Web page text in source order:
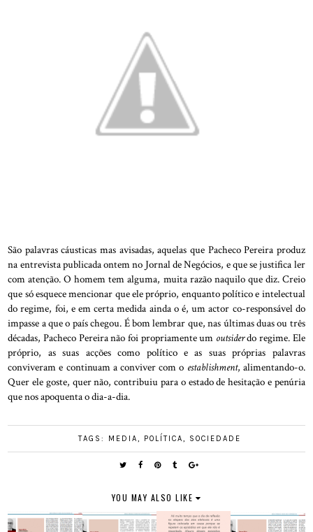
São palavras cáusticas mas avisadas, aquelas que Pacheco Pereira produz
na entrevista publicada ontem no Jornal de Negócios, e que se justifica ler
com atenção. O homem tem alguma, muita razão naquilo que diz. Creio
que só esquece mencionar que ele próprio, enquanto político e intelectual
do regime, foi, e em certa medida ainda o é, um actor co-responsável do
impasse a que o país chegou. É bom lembrar que, nas últimas duas ou três
décadas, Pacheco Pereira não foi propriamente um outsiderdo regime. Ele
próprio, as suas acções como político e as suas próprias palavras
conviveram e continuam a conviver com o establishment, alimentando-o.
Quer ele goste, quer não, contribuiu para o estado de hesitação e penúria
que nos apoquenta o dia-a-dia.
TAGS: MEDIA, POLÍTICA, SOCIEDADE
YOU MAY ALSO LIKE